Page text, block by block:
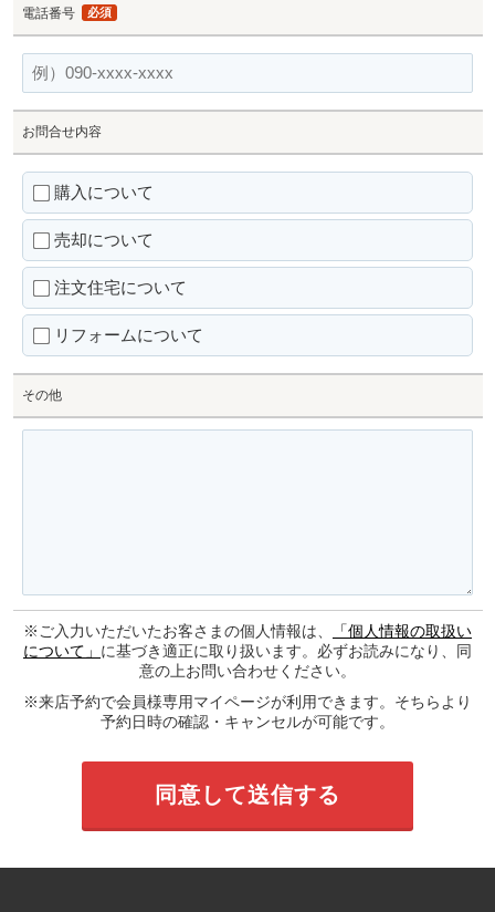
電話番号 必須
お問合せ内容
購入について
売却について
注文住宅について
リフォームについて
その他
※ご入力いただいたお客さまの個人情報は、
「個人情報の取扱い
について」 に基づき適正に取り扱います。必ずお読みになり、同
意の上お問い合わせください。
※来店予約で会員様専用マイページが利用できます。そちらより
予約日時の確認・キャンセルが可能です。